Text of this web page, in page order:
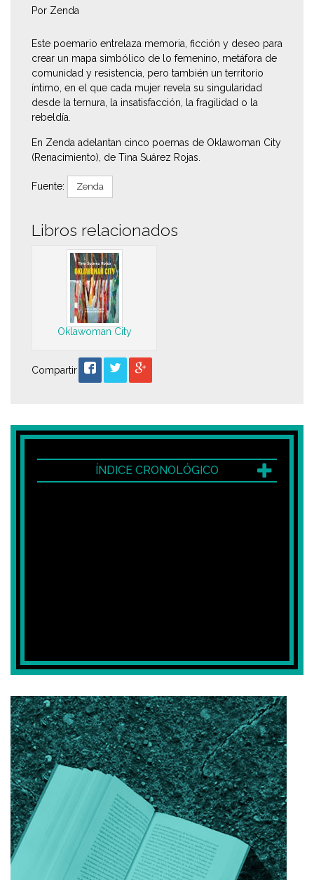
Por Zenda
Este poemario entrelaza memoria, ficción y deseo para
crear un mapa simbólico de lo femenino, metáfora de
comunidad y resistencia, pero también un territorio
íntimo, en el que cada mujer revela su singularidad
desde la ternura, la insatisfacción, la fragilidad o la
rebeldía.
En Zenda adelantan cinco poemas de Oklawoman City
(Renacimiento), de Tina Suárez Rojas.
Fuente: Zenda
Libros relacionados
Oklawoman City
Compartir
ÍNDICE CRONOLÓGICO